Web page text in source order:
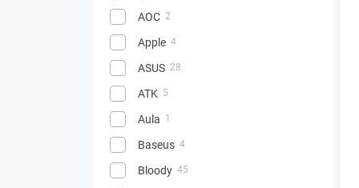
AOC 2
Apple 4
ASUS 28
ATK 5
Aula 1
Baseus 4
Bloody 45